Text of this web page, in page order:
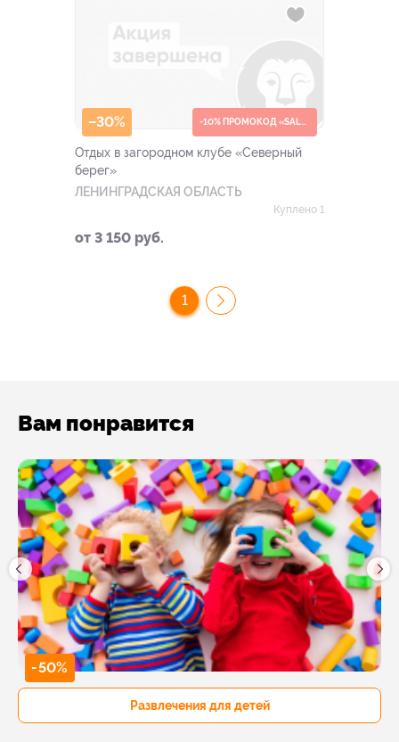
–30%
Отдых в загородном клубе «Северный
берег»
ЛЕНИНГРАДСКАЯ ОБЛАСТЬ
от 3 150 руб.
Куплено 1
1
Вам понравится
-50%
Развлечения для детей